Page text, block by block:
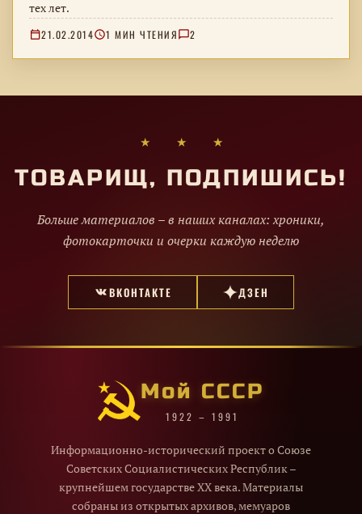
тех лет.
21.02.2014 1 МИН ЧТЕНИЯ 2
★ ★ ★
ТОВАРИЩ, ПОДПИШИСЬ!
Больше материалов – в наших каналах: хроники,
фотокарточки и очерки каждую неделю
ВКОНТАКТЕ ДЗЕН
Мой СССР
1922 – 1991
Информационно-исторический проект о Союзе
Советских Социалистических Республик –
крупнейшем государстве XX века. Материалы
собраны из открытых архивов, мемуаров